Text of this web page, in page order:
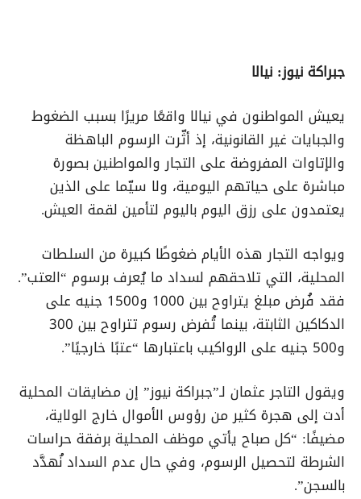
جبراكة نيوز: نيالا
يعيش المواطنون في نيالا واقعًا مريرًا بسبب الضغوط
والجبايات غير القانونية، إذ أثّرت الرسوم الباهظة
والإتاوات المفروضة على التجار والمواطنين بصورة
مباشرة على حياتهم اليومية، ولا سيّما على الذين
يعتمدون على رزق اليوم باليوم لتأمين لقمة العيش.
ويواجه التجار هذه الأيام ضغوطًا كبيرة من السلطات
المحلية، التي تلاحقهم لسداد ما يُعرف برسوم “العتب”.
فقد فُرض مبلغ يتراوح بين 1000 و1500 جنيه على
الدكاكين الثابتة، بينما تُفرض رسوم تتراوح بين 300
و500 جنيه على الرواكيب باعتبارها “عتبًا خارجيًا”.
ويقول التاجر عثمان لـ”جبراكة نيوز” إن مضايقات المحلية
أدت إلى هجرة كثير من رؤوس الأموال خارج الولاية،
مضيفًا: “كل صباح يأتي موظف المحلية برفقة حراسات
الشرطة لتحصيل الرسوم، وفي حال عدم السداد نُهدَّد
بالسجن”.